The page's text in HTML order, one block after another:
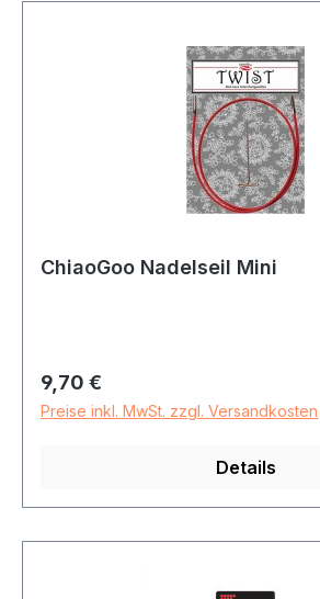
ChiaoGoo Nadelseil Mini
Regulärer Preis:
9,70 €
Preise inkl. MwSt. zzgl. Versandkosten
Details